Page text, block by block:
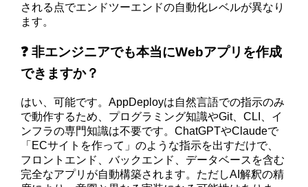
される点でエンドツーエンドの自動化レベルが異なり
ます。
❓ 非エンジニアでも本当にWebアプリを作成
できますか？
はい、可能です。AppDeployは自然言語での指示のみ
で動作するため、プログラミング知識やGit、CLI、イ
ンフラの専門知識は不要です。ChatGPTやClaudeで
「ECサイトを作って」のような指示を出すだけで、
フロントエンド、バックエンド、データベースを含む
完全なアプリが自動構築されます。ただしAI解釈の精